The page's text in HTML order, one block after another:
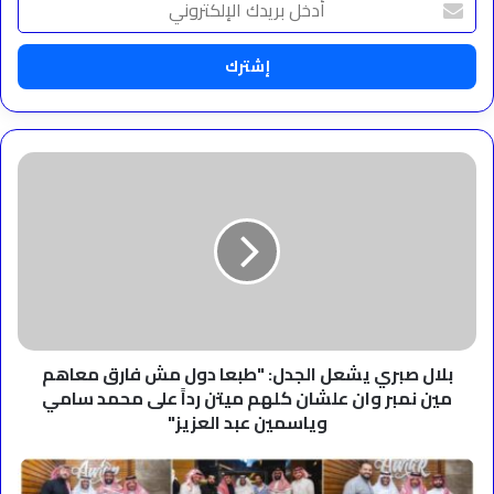
بريدك
الإلكتروني
بلال
معاهم
كلهم
ميتن
بلال صبري يشعل الجدل: "طبعا دول مش فارق معاهم
مين نمبر وان علشان كلهم ميتن رداً على محمد سامي
وياسمين عبد العزيز"
الشاعر